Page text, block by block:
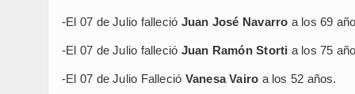
-El 07 de Julio falleció Juan José Navarro a los 69
-El 07 de Julio falleció Juan Ramón Storti a los 75
-El 07 de Julio Falleció Vanesa Vairo a los 52 años.